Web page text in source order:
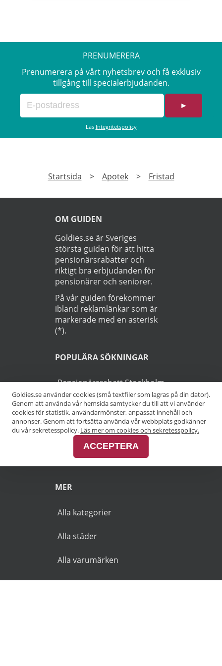
PRENUMERERA
Prenumerera på vårt nyhetsbrev och få exklusiv
tillgång till specialerbjudanden.
►
Läs Integritetspolicy
Startsida > Apotek > Fristad
OM GUIDEN
Goldies.se är Sveriges
största guiden för att hitta
pensionärsrabatter och
riktigt bra erbjudanden för
pensionärer och seniorer.
På vår guiden förekommer
ibland reklamlänkar som är
markerade med en asterisk
(*).
POPULÄRA SÖKNINGAR
Pensionärsrabatt Stockholm
Pensionärsrabatt Göteborg
Pensionärsrabatt Malmö
Pensionärsrabatt Skåne
MER
Alla kategorier
Alla städer
Alla varumärken
Goldies.se använder cookies (små textfiler som lagras på din dator).
Genom att använda vår hemsida samtycker du till att vi använder
cookies för statistik, användarmönster, anpassat innehåll och
annonser. Genom att fortsätta använda vår webbplats godkänner
du vår sekretesspolicy. Läs mer om cookies och sekretesspolicy.
ACCEPTERA